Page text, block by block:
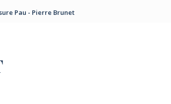
Pau - Pierre Brunet